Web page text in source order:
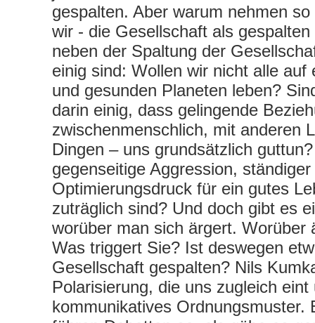
gespalten. Aber warum nehmen
wir - die Gesellschaft als
neben der Spaltung der
einig sind: Wollen wir nicht alle auf
und gesunden Planeten leben?
darin einig, dass gelingende
zwischenmenschlich, mit anderen
Dingen – uns grundsätzlich
gegenseitige Aggression,
Optimierungsdruck für ein gutes
zuträglich sind? Und doch gibt es
worüber man sich ärgert. Worüber
Was triggert Sie? Ist deswegen
Gesellschaft gespalten? Nils
Polarisierung, die uns zugleich
kommunikatives Ordnungsmuster.